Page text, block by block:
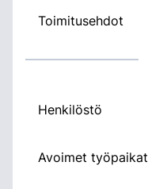
Toimitusehdot
Henkilöstö
Avoimet työpaikat